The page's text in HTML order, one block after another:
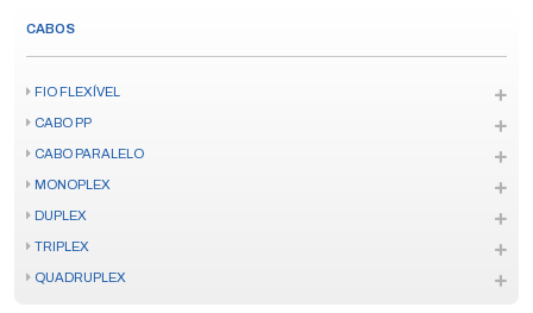
CABOS
FIO FLEXÍVEL
CABO PP
CABO PARALELO
MONOPLEX
DUPLEX
TRIPLEX
QUADRUPLEX